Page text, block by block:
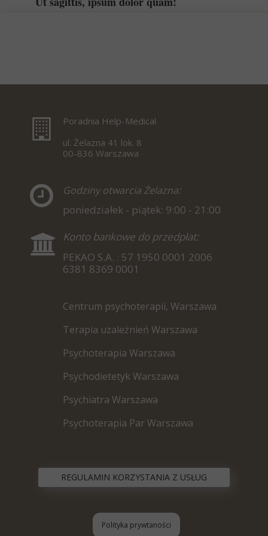
REGULAMIN KORZYSTANIA Z USŁUG
Centrum psychoterapii, Warszawa
Terapia uzależnień Warszawa
Psychoterapia Warszawa
Psychodietetyk Warszawa
Psychiatra Warszawa
Psychoterapia Par Warszawa
Polityka prywtaności
Godziny otwarcia Żelazna:
poniedziałek - piątek: 9:00 - 21:00
Konto bankowe do przedpłat:
PEKAO S.A. : 57 1950 0001 2006
6381 8369 0001
Poradnia Help-Medical
ul. Żelazna 41 lok. 8
00-836 Warszawa